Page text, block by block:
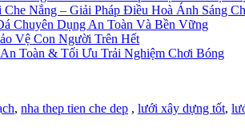
Che Nắng – Giải Pháp Điều Hoà Ánh Sáng
Chuyên Dụng An Toàn Và Bền Vững
Vệ Con Người Trên Hết
Toàn & Tối Ưu Trải Nghiệm Chơi Bóng
, nha thep tien che dep , lưới xây dựng tốt,